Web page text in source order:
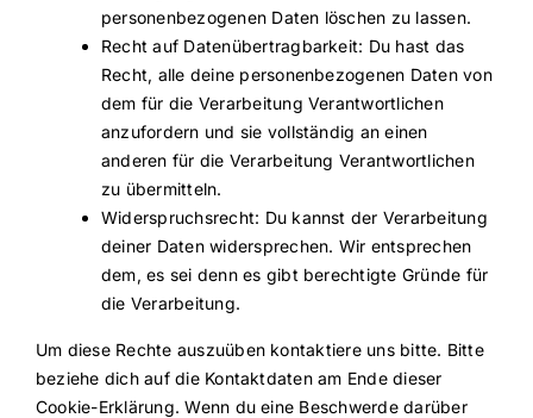
personenbezogenen Daten löschen zu lassen.
Recht auf Datenübertragbarkeit: Du hast das
Recht, alle deine personenbezogenen Daten von
dem für die Verarbeitung Verantwortlichen
anzufordern und sie vollständig an einen
anderen für die Verarbeitung Verantwortlichen
zu übermitteln.
Widerspruchsrecht: Du kannst der Verarbeitung
deiner Daten widersprechen. Wir entsprechen
dem, es sei denn es gibt berechtigte Gründe für
die Verarbeitung.
Um diese Rechte auszuüben kontaktiere uns bitte. Bitte
beziehe dich auf die Kontaktdaten am Ende dieser
Cookie-Erklärung. Wenn du eine Beschwerde darüber